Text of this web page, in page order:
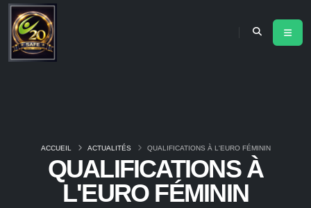
QUALIFICATIONS À
L'EURO FÉMININ
ACCUEIL ACTUALITÉS QUALIFICATIONS À L'EURO FÉMININ